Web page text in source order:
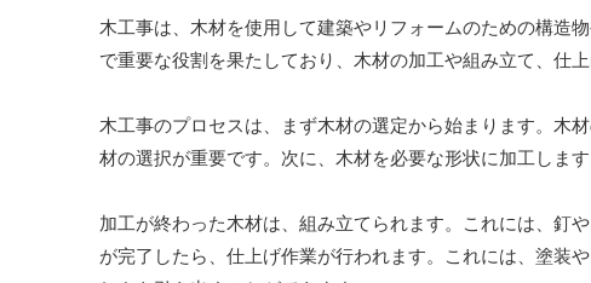
木工事は、木材を使用して建築やリフォームのための構造
で重要な役割を果たしており、木材の加工や組み立て、仕
木工事のプロセスは、まず木材の選定から始まります。木
材の選択が重要です。次に、木材を必要な形状に加工しま
加工が終わった木材は、組み立てられます。これには、釘
が完了したら、仕上げ作業が行われます。これには、塗装